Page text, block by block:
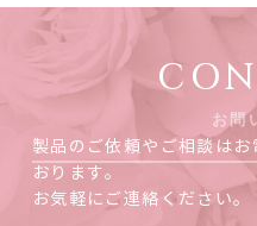
お問
製品のご依頼やご相談は
おります。
お気軽にご連絡ください。